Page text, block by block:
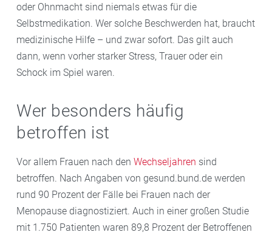
oder Ohnmacht sind niemals etwas für die
Selbstmedikation. Wer solche Beschwerden hat, braucht
medizinische Hilfe – und zwar sofort. Das gilt auch
dann, wenn vorher starker Stress, Trauer oder ein
Schock im Spiel waren.
Wer besonders häufig
betroffen ist
Vor allem Frauen nach den Wechseljahren sind
betroffen. Nach Angaben von gesund.bund.de werden
rund 90 Prozent der Fälle bei Frauen nach der
Menopause diagnostiziert. Auch in einer großen Studie
mit 1.750 Patienten waren 89,8 Prozent der Betroffenen